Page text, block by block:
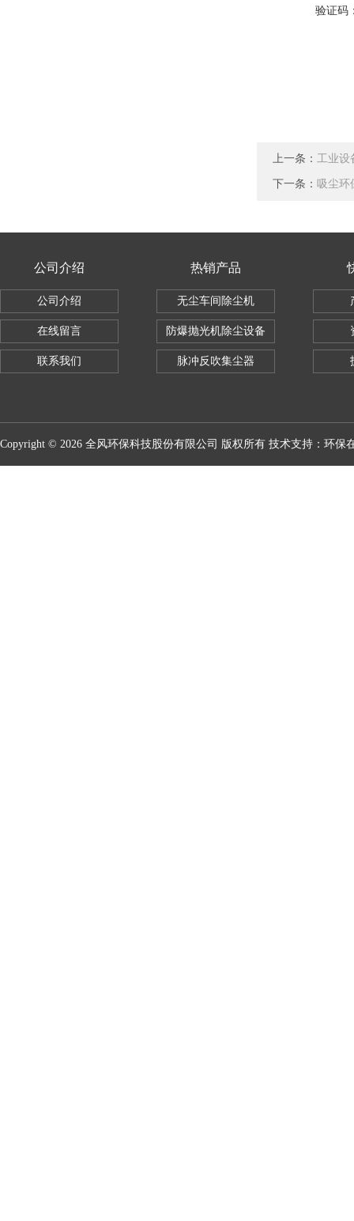
验证码
上一条： 工业
下一条： 吸尘环
公司介绍
公司介绍
在线留言
联系我们
热销产品
无尘车间除尘机
防爆抛光机除尘设备
脉冲反吹集尘器
Copyright © 2026 全风环保科技股份有限公司 版权所有 技术支持： 环保